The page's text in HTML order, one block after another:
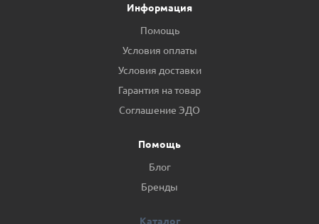
Информация
Помощь
Условия оплаты
Условия доставки
Гарантия на товар
Соглашение ЭДО
Помощь
Блог
Бренды
Каталог